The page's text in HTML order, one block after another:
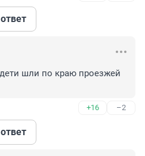
шли по краю проезжей
+16 –2